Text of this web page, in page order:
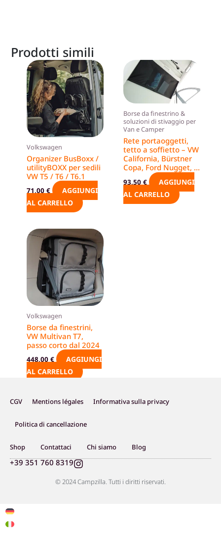
Prodotti simili
Volkswagen
Organizer BusBoxx /
utilityBOXX per sedili
VW T5 / T6 / T6.1
71,00€
AGGIUNGI
AL CARRELLO
Borse da finestrino &
soluzioni di stivaggio per
Van e Camper
Rete portaoggetti,
tetto a soffietto – VW
California, Bürstner
Copa, Ford Nugget, …
93,50 €
AGGIUNGI
AL CARRELLO
Volkswagen
Borse da finestrini,
VW Multivan T7,
passo corto dal 2024
448,00€
AGGIUNGI
AL CARRELLO
CGV Mentions légales Informativa sulla privacy
Politica di cancellazione
Shop Contattaci Chi siamo Blog
© 2024 Campzilla. Tutti i diritti riservati.
+39 351 760 8319 I
s